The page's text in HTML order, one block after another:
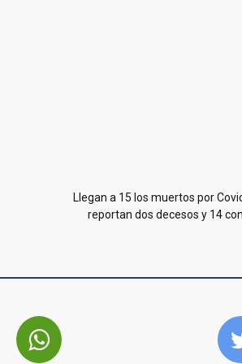
Llegan a 15 los muertos por
reportan dos decesos y 14